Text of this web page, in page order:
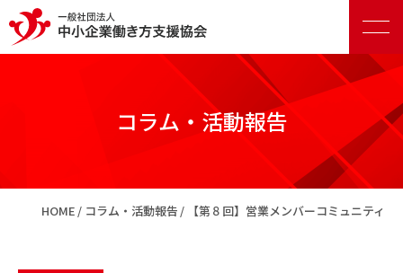
コラム・活動報告
HOME コラム・活動報告 【第８回】営業メンバーコミュニティ